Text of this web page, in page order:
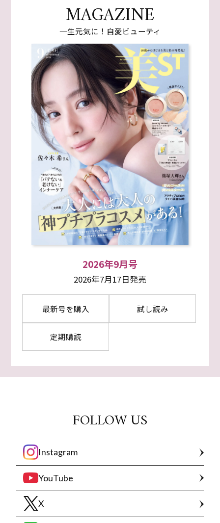
MAGAZINE
一生元気に！自愛ビューティ
2026年9月号
2026年7月17日発売
最新号を購入 試し読み
定期購読
FOLLOW US
Instagram
YouTube
X